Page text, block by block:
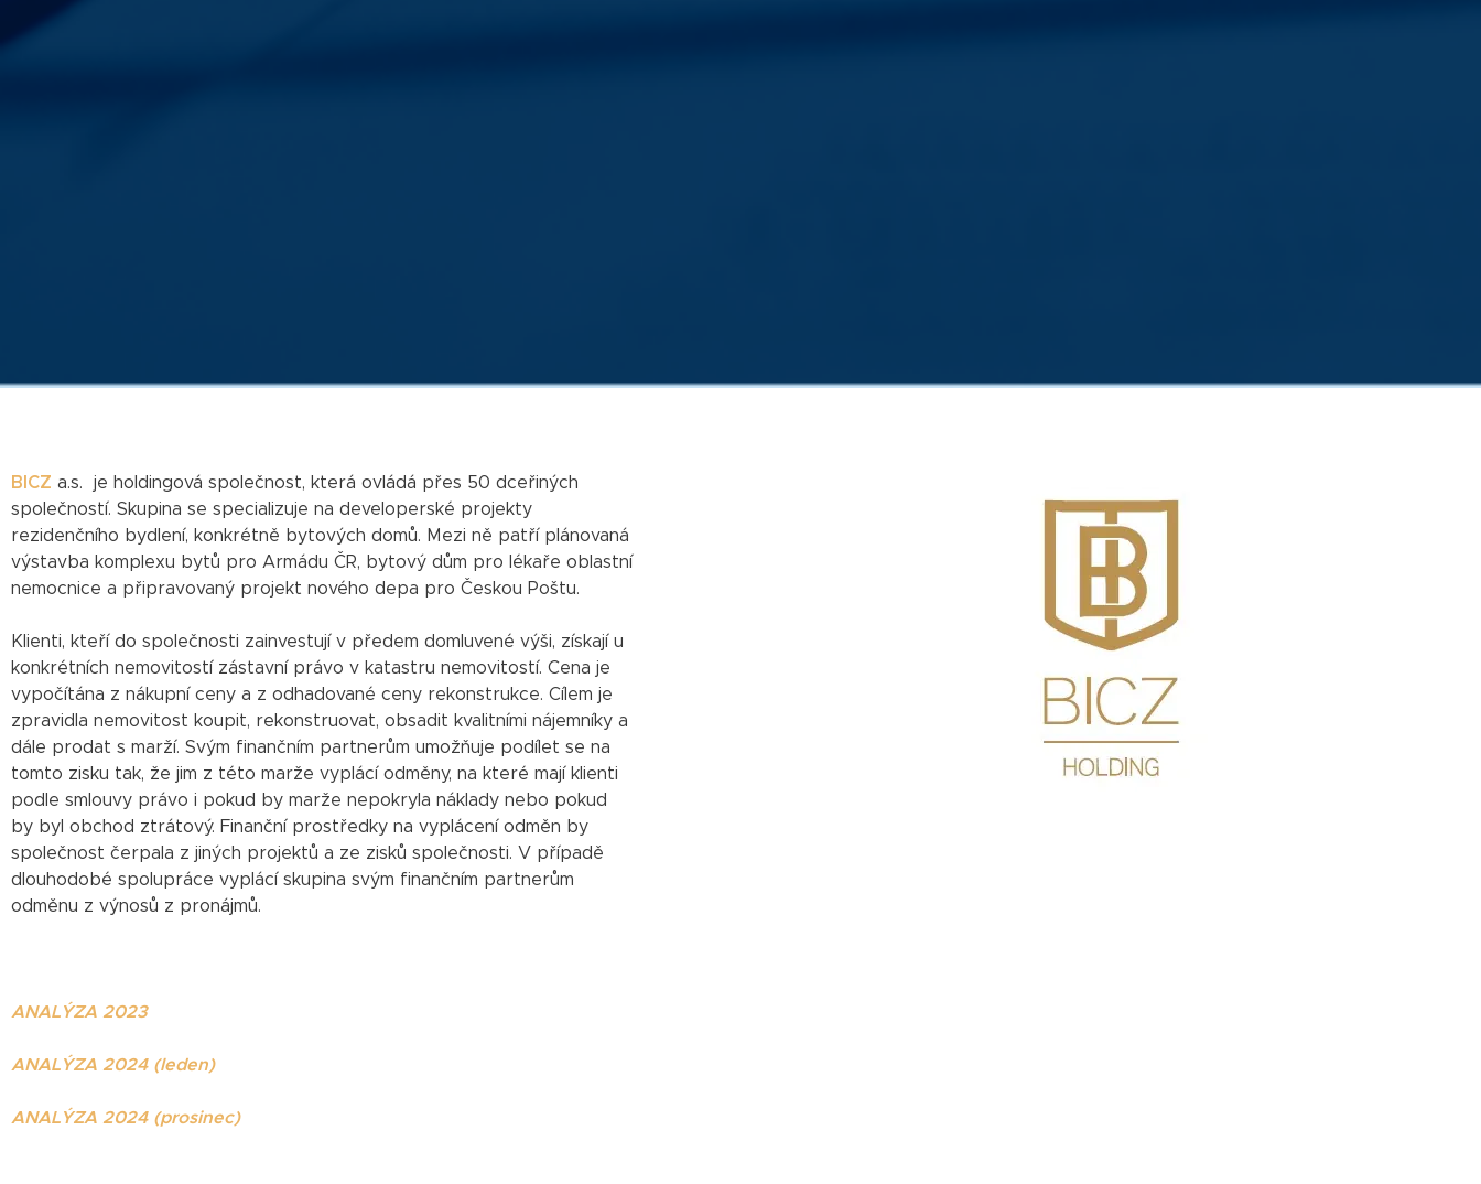
BICZ a.s. je holdingová společnost, která ovládá přes 50 dceřiných
společností. Skupina se specializuje na developerské projekty
rezidenčního bydlení, konkrétně bytových domů. Mezi ně patří plánovaná
výstavba komplexu bytů pro Armádu ČR, bytový dům pro lékaře oblastní
nemocnice a připravovaný projekt nového depa pro Českou Poštu.
Klienti, kteří do společnosti zainvestují v předem domluvené výši, získají u
konkrétních nemovitostí zástavní právo v katastru nemovitostí. Cena je
vypočítána z nákupní ceny a z odhadované ceny rekonstrukce. Cílem je
zpravidla nemovitost koupit, rekonstruovat, obsadit kvalitními nájemníky a
dále prodat s marží. Svým finančním partnerům umožňuje podílet se na
tomto zisku tak, že jim z této marže vyplácí odměny, na které mají klienti
podle smlouvy právo i pokud by marže nepokryla náklady nebo pokud
by byl obchod ztrátový. Finanční prostředky na vyplácení odměn by
společnost čerpala z jiných projektů a ze zisků společnosti. V případě
dlouhodobé spolupráce vyplácí skupina svým finančním partnerům
odměnu z výnosů z pronájmů.
ANALÝZA 2023
ANALÝZA 2024 (leden)
ANALÝZA 2024 (prosinec)